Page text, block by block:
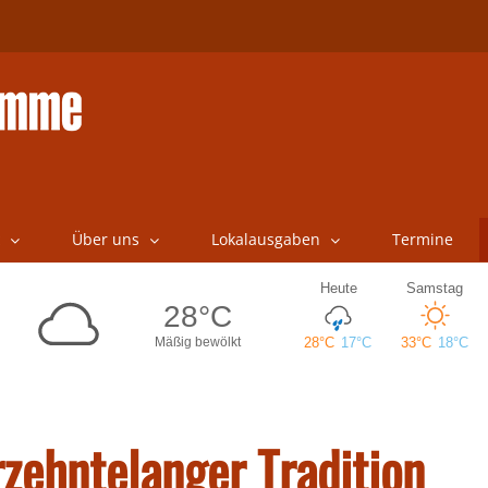
Über uns Lokalausgaben Termine
Tradition